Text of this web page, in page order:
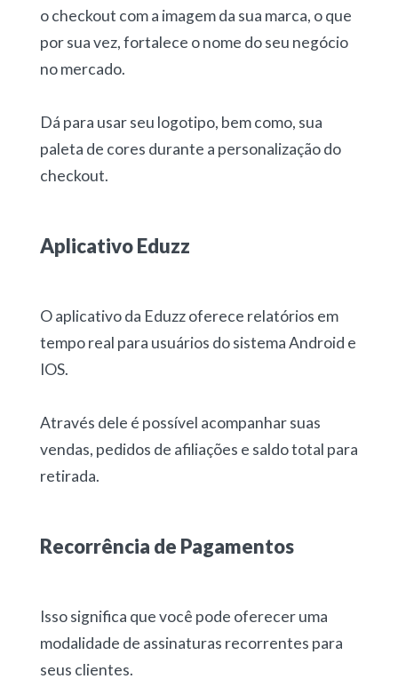
o checkout com a imagem da sua marca, o que
por sua vez, fortalece o nome do seu negócio
no mercado.
Dá para usar seu logotipo, bem como, sua
paleta de cores durante a personalização do
checkout.
Aplicativo Eduzz
O aplicativo da Eduzz oferece relatórios em
tempo real para usuários do sistema Android e
IOS.
Através dele é possível acompanhar suas
vendas, pedidos de afiliações e saldo total para
retirada.
Recorrência de Pagamentos
Isso significa que você pode oferecer uma
modalidade de assinaturas recorrentes para
seus clientes.